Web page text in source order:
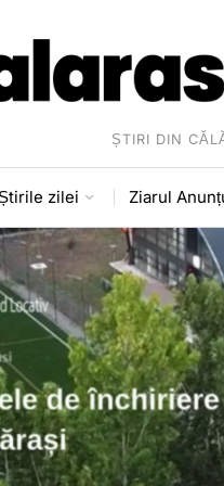
ȘTIRI DIN
zilei Ziarul